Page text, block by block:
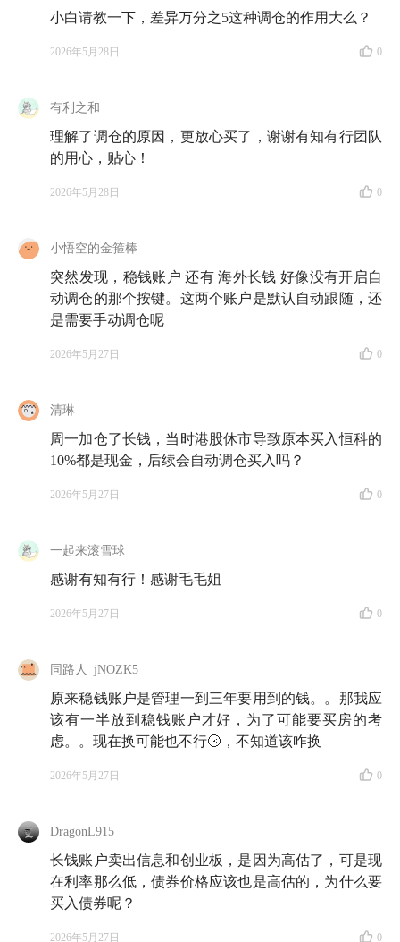
小白请教一下，差异万分之5这种调仓的作用大么？
2026年5月28日 0
有利之和
理解了调仓的原因，更放心买了，谢谢有知有行团队
的用心，贴心！
2026年5月28日 0
小悟空的金箍棒
突然发现，稳钱账户 还有 海外长钱 好像没有开启自
动调仓的那个按键。这两个账户是默认自动跟随，还
是需要手动调仓呢
2026年5月27日 0
清琳
周一加仓了长钱，当时港股休市导致原本买入恒科的
10%都是现金，后续会自动调仓买入吗？
2026年5月27日 0
一起来滚雪球
感谢有知有行！感谢毛毛姐
2026年5月27日 0
同路人_jNOZK5
原来稳钱账户是管理一到三年要用到的钱。。那我应
该有一半放到稳钱账户才好，为了可能要买房的考
虑。。现在换可能也不行🌝，不知道该咋换
2026年5月27日 0
DragonL915
长钱账户卖出信息和创业板，是因为高估了，可是现
在利率那么低，债券价格应该也是高估的，为什么要
买入债券呢？
2026年5月27日 0